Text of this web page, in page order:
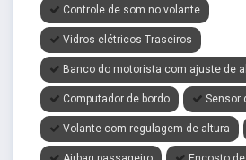
Controle de som no volante
Vidros elétricos Traseiros
Banco do motorista com ajuste de
Computador de bordo Sensor
Volante com regulagem de altura